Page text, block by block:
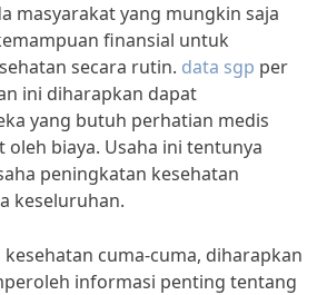
masyarakat yang mungkin saja
finansial untuk
secara rutin. data sgp per
ini diharapkan dapat
yang butuh perhatian medis
biaya. Usaha ini tentunya
peningkatan kesehatan
keseluruhan.
cuma-cuma, diharapkan
informasi penting tentang